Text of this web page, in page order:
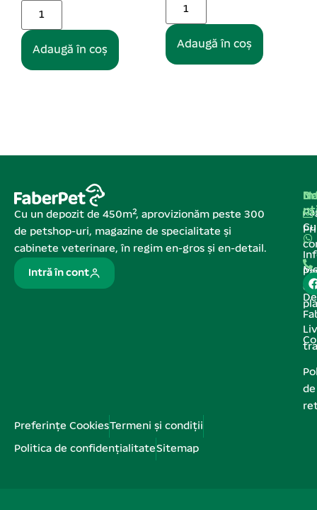
Adaugă în coș Adaugă în coș
Cu un depozit de 450m², aprovizionăm peste 300
de petshop-uri, magazine de specialitate și
cabinete veterinare, în regim en-gros și en-detail.
Intră în cont
de
de
Preferințe CookiesTermeni și condiții
Politica de confidențialitateSitemap